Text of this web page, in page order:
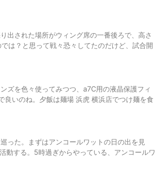
出された場所がウィング席の一番後ろで、高さ
は？と思って戦々恐々してたのだけど、試合開
ズを色々使ってみつつ、a7C用の液晶保護フィ
良いのね。夕飯は麺場 浜虎 横浜店でつけ麺を食
った。まずはアンコールワットの日の出を見
動する。5時過ぎからやっている、アンコールワ